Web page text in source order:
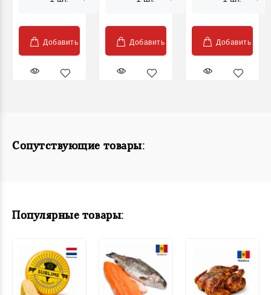
Добавить Добавить Добавить
Сопутствующие товары:
Популярные товары: